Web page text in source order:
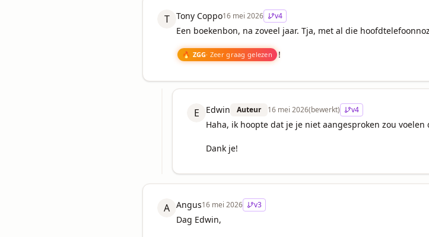
T Tony Coppo16 mei 2026 v4
Een boekenbon, na zoveel jaar. Tja, met al die
🔥 ZGG· Zeer graag gelezen !
E Edwin Auteur 16 mei 2026(bewerkt) v4
Haha, ik hoopte dat je je niet aangesproken zou
Dank je!
A Angus16 mei 2026 v3
Dag Edwin,